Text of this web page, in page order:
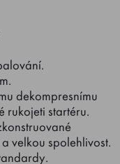
dekompresnímu
rukojeti startéru.
velkou spolehlivost.